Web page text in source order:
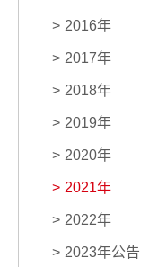
2016年
2017年
2018年
2019年
2020年
2021年
2022年
2023年公告